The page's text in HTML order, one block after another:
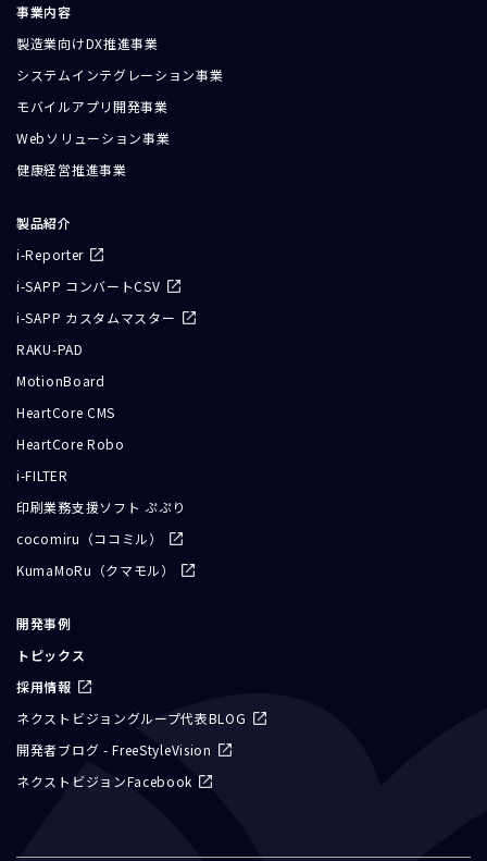
事業内容
製造業向けDX推進事業
システムインテグレーション事業
モバイルアプリ開発事業
Webソリューション事業
健康経営推進事業
製品紹介
i-Reporter
i-SAPP コンバートCSV
i-SAPP カスタムマスター
RAKU-PAD
MotionBoard
HeartCore CMS
HeartCore Robo
i-FILTER
印刷業務支援ソフト ぷぷり
cocomiru（ココミル）
KumaMoRu（クマモル）
開発事例
トピックス
採用情報
ネクストビジョングループ代表BLOG
開発者ブログ - FreeStyleVision
ネクストビジョンFacebook